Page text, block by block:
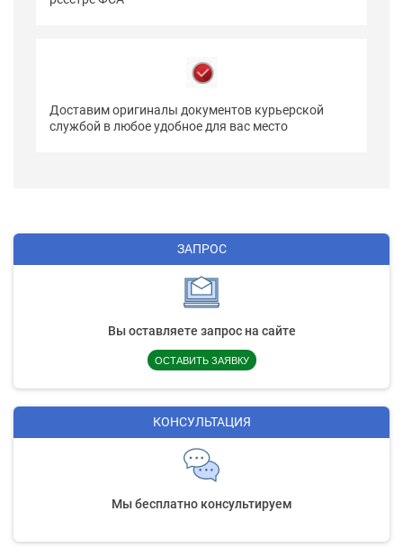
Доставим оригиналы документов курьерской
службой в любое удобное для вас место
ЗАПРОС
Вы оставляете запрос на сайте
ОСТАВИТЬ ЗАЯВКУ
КОНСУЛЬТАЦИЯ
Мы бесплатно консультируем